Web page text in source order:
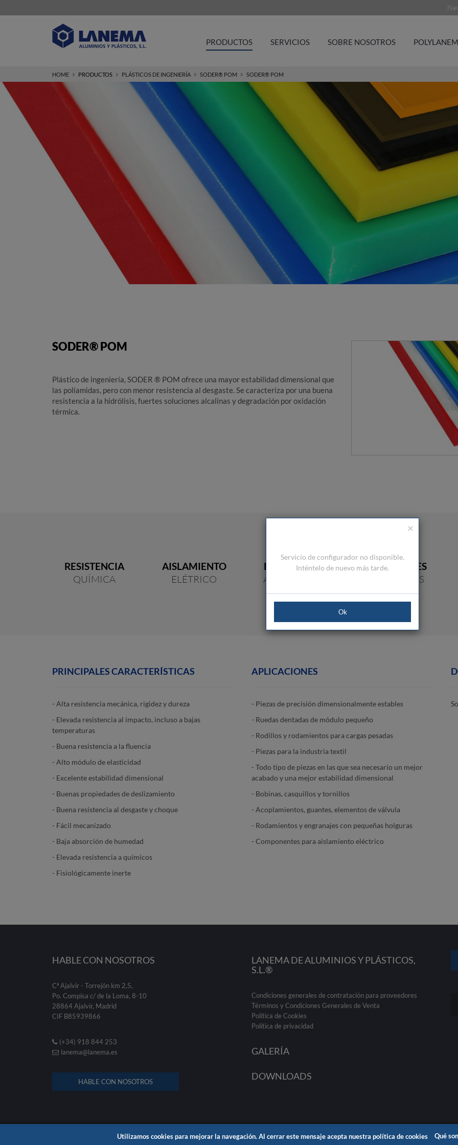
Utilizamos cookies para mejorar la navegación. Al cerrar este mensaje acepta nuestra política de cookies Qué
PRODUCTOS SERVICIOS SOBRE NOSOTROS
HOME PRODUCTOS PLÁSTICOS DE INGENIERÍA SODER® POM SODER® POM
SODER® POM
Plástico de ingeniería, SODER ® POM ofrece una mayor estabilidad dimensional que
las poliamidas, pero con menor resistencia al desgaste. Se caracteriza por una buena
resistencia a la hidrólisis, fuertes soluciones alcalinas y degradación por oxidación
térmica.
RESISTENCIA
QUÍMICA
AISLAMIENTO
ELÉTRICO
RESISTENCIA
AL DESGASTE
PROPIEDADES
DESLIZANTES
PRINCIPALESCARACTERÍSTICAS
- Alta resistencia mecánica, rigidez y dureza
- Elevada resistencia al impacto, incluso a bajas
temperaturas
- Buena resistencia a la fluencia
- Alto módulo de elasticidad
- Excelente estabilidad dimensional
- Buenas propiedades de deslizamiento
- Buena resistencia al desgaste y choque
- Fácil mecanizado
- Baja absorción de humedad
- Elevada resistencia a químicos
- Fisiológicamente inerte
APLICACIONES
- Piezas de precisión dimensionalmente estables
- Ruedas dentadas de módulo pequeño
- Rodillos y rodamientos para cargas pesadas
- Piezas para la industria textil
- Todo tipo de piezas en las que sea necesario un mejor
acabado y una mejor estabilidad dimensional
- Bobinas, casquillos y tornillos
- Acoplamientos, guantes, elementos de válvula
- Rodamientos y engranajes con pequeñas holguras
- Componentes para aislamiento eléctrico
HABLE CON NOSOTROS
Cª Ajalvir - Torrejón km 2,5,
Po. Compisa c/ de la Loma, 8-10
28864 Ajalvir, Madrid
CIF B85939866
(+34) 918 844 253
lanema@lanema.es
HABLE CON NOSOTROS
LANEMA DE ALUMINIOS Y PLÁSTICOS,
S.L.®
Condiciones generales de contratación para proveedores
Términos y Condiciones Generales de Venta
Política de Cookies
Política de privacidad
GALERÍA
DOWNLOADS
© 2026 . Poly Lanema .Fullscreen
×
Servicio de configurador no disponible.
Inténtelo de nuevo más tarde.
Ok